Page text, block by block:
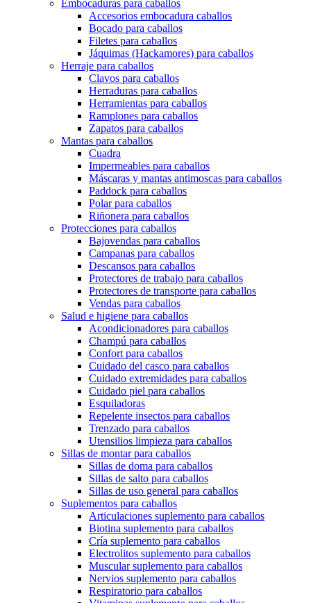
Embocaduras para caballos
Accesorios embocadura caballos
Bocado para caballos
Filetes para caballos
Jáquimas (Hackamores) para caballos
Herraje para caballos
Clavos para caballos
Herraduras para caballos
Herramientas para caballos
Ramplones para caballos
Zapatos para caballos
Mantas para caballos
Cuadra
Impermeables para caballos
Máscaras y mantas antimoscas para caballos
Paddock para caballos
Polar para caballos
Riñonera para caballos
Protecciones para caballos
Bajovendas para caballos
Campanas para caballos
Descansos para caballos
Protectores de trabajo para caballos
Protectores de transporte para caballos
Vendas para caballos
Salud e higiene para caballos
Acondicionadores para caballos
Champú para caballos
Confort para caballos
Cuidado del casco para caballos
Cuidado extremidades para caballos
Cuidado piel para caballos
Esquiladoras
Repelente insectos para caballos
Trenzado para caballos
Utensilios limpieza para caballos
Sillas de montar para caballos
Sillas de doma para caballos
Sillas de salto para caballos
Sillas de uso general para caballos
Suplementos para caballos
Articulaciones suplemento para caballos
Biotina suplemento para caballos
Cría suplemento para caballos
Electrolitos suplemento para caballos
Muscular suplemento para caballos
Nervios suplemento para caballos
Respiratorio para caballos